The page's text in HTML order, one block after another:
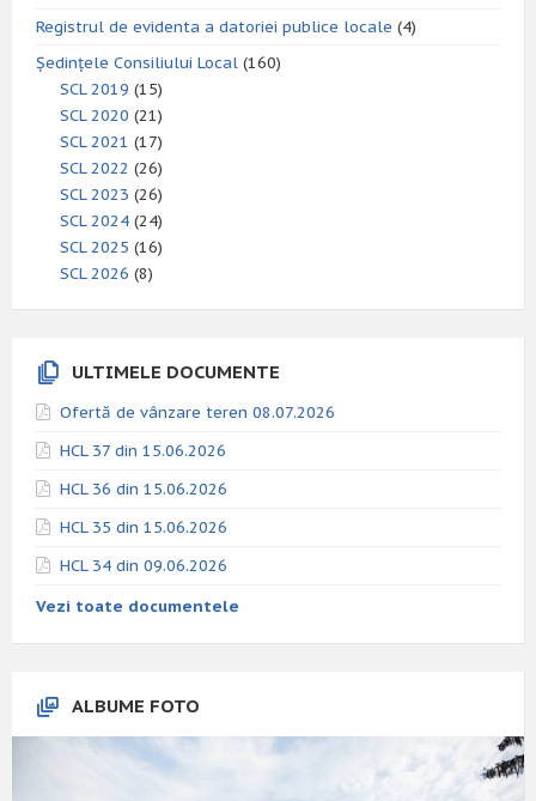
Registrul de evidenta a datoriei publice locale (4)
Ședințele Consiliului Local (160)
SCL 2019 (15)
SCL 2020 (21)
SCL 2021 (17)
SCL 2022 (26)
SCL 2023 (26)
SCL 2024 (24)
SCL 2025 (16)
SCL 2026 (8)
ULTIMELE DOCUMENTE
Ofertă de vânzare teren 08.07.2026
HCL 37 din 15.06.2026
HCL 36 din 15.06.2026
HCL 35 din 15.06.2026
HCL 34 din 09.06.2026
Vezi toate documentele
ALBUME FOTO